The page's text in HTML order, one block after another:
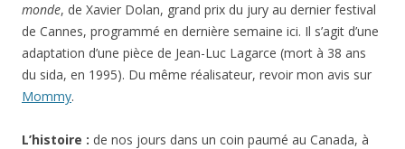
monde, de Xavier Dolan, grand prix du jury au dernier festival
de Cannes, programmé en dernière semaine ici. Il s’agit d’une
adaptation d’une pièce de Jean-Luc Lagarce (mort à 38 ans
du sida, en 1995). Du même réalisateur, revoir mon avis sur
Mommy.
L’histoire : de nos jours dans un coin paumé au Canada, à